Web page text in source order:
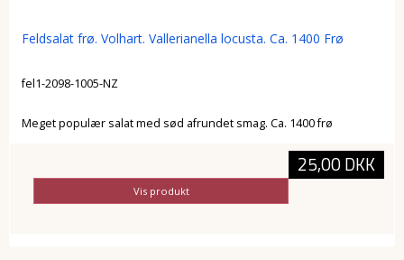
Feldsalat frø. Volhart. Vallerianella locusta. Ca. 1400 Frø
fel1-2098-1005-NZ
Meget populær salat med sød afrundet smag. Ca. 1400 frø
25,00 DKK
Vis produkt